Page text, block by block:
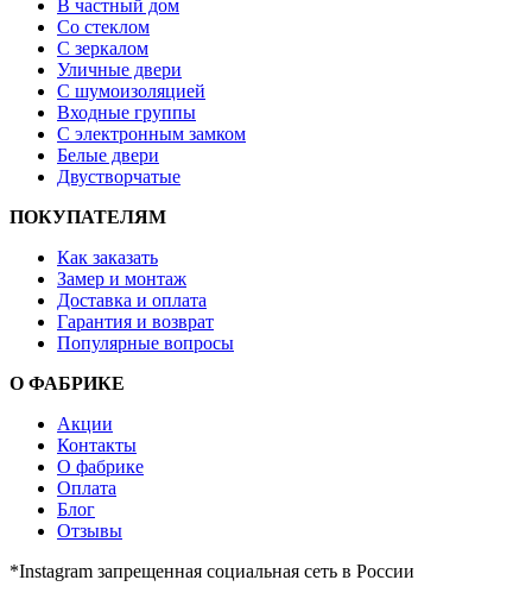
В частный дом
Со стеклом
С зеркалом
Уличные двери
С шумоизоляцией
Входные группы
С электронным замком
Белые двери
Двустворчатые
ПОКУПАТЕЛЯМ
Как заказать
Замер и монтаж
Доставка и оплата
Гарантия и возврат
Популярные вопросы
О ФАБРИКЕ
Акции
Контакты
О фабрике
Оплата
Блог
Отзывы
*Instagram запрещенная социальная сеть в России